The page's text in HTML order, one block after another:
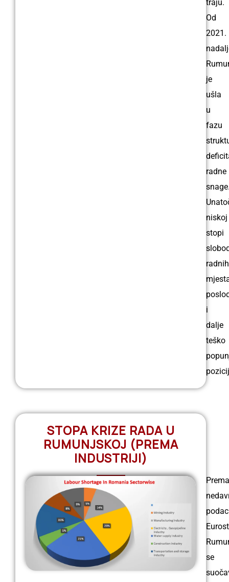
traju.
Od
2021.
je
ušla
u
fazu
radne
niskoj
stopi
radnih
i
dalje
teško
STOPA KRIZE RADA U
RUMUNJSKOJ (PREMA
INDUSTRIJI)
Prema
se